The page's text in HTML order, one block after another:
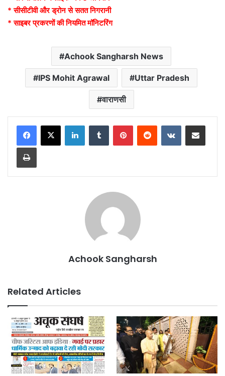
* सीसीटीवी और ड्रोन से सतत निगरानी
* साइबर प्रकरणों की नियमित मॉनिटरिंग
Achook Sangharsh News
IPS Mohit Agrawal Uttar Pradesh
वाराणसी
LinkedInTumblr PinterestReddit VKontakteShare via Email
Print
Achook Sangharsh
Related Articles